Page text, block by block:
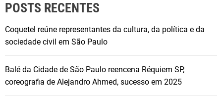
POSTS RECENTES
Coquetel reúne representantes da cultura, da política e da
sociedade civil em São Paulo
Balé da Cidade de São Paulo reencena Réquiem SP,
coreografia de Alejandro Ahmed, sucesso em 2025